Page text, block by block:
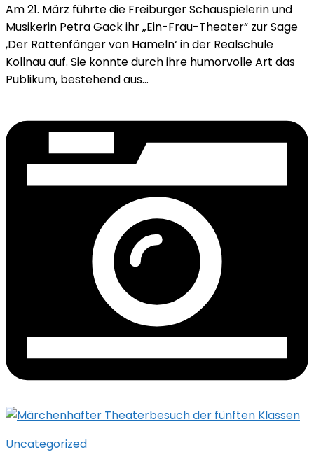
Am 21. März führte die Freiburger Schauspielerin und
Musikerin Petra Gack ihr „Ein-Frau-Theater“ zur Sage
,Der Rattenfänger von Hameln‘ in der Realschule
Kollnau auf. Sie konnte durch ihre humorvolle Art das
Publikum, bestehend aus...
Uncategorized